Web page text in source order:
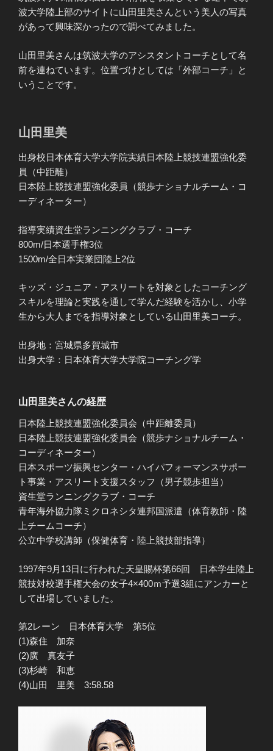
波大学陸上部のサイトに山田里美さんという美人の写真
があって興味深かったので調べてみました。
山田里美さんは筑波大学のアシスタントコーチとして名
前を連ねています。位置づけとしては「外部コーチ」と
いうことです。
山田里美
出身校日本体育大学大学院実績日本陸上競技連盟強化委
員（中距離）
日本陸上競技連盟強化委員（競歩ナショナルチーム・コ
ーディネーター）
指導実績資生堂ランニングクラブ・コーチ
800m/日本選手権3位
1500m/全日本実業団陸上2位
キッズ・ジュニア・アスリートを対象としたコーチング
スキルを理論と実践を通して学んだ経験を活かし、小学
生から大人までを指導対象としている山田里美コーチ。
出身地：宮城県多賀城市
出身大学：日本体育大学大学院コーチング学
山田里美さんの経歴
日本陸上競技連盟強化委員会（中距離委員）
日本陸上競技連盟強化委員会（競歩ナショナルチーム・
コーディネーター）
日本スポーツ振興センター・ハイパフォーマンスサポー
ト事業・アスリート支援スタッフ（男子競歩担当）
資生堂ランニングクラブ・コーチ
青年海外協力隊ミクロネシタ連邦国派遣（体育教師・陸
上チームコーチ）
公立中学校講師（保健体育・陸上競技部指導）
1997年9月13日に行われた天皇賜杯第66回 日本学生陸上
競技対校選手権大会の女子4×400ｍ予選3組にアンカーと
して出場していました。
第2レーン 日本体育大学 第5位
(1)森住 加奈
(2)廣 真友子
(3)杉崎 和恵
(4)山田 里美 3:58.58